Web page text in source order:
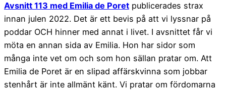
Avsnitt 113 med Emilia de Poret publicerades strax
innan julen 2022. Det är ett bevis på att vi lyssnar på
poddar OCH hinner med annat i livet. I avsnittet får vi
möta en annan sida av Emilia. Hon har sidor som
många inte vet om och som hon sällan pratar om. Att
Emilia de Poret är en slipad affärskvinna som jobbar
stenhårt är inte allmänt känt. Vi pratar om fördomarna